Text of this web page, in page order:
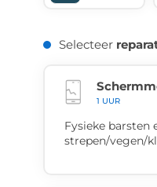
Selecteer
1 UUR
Fysieke barsten
strepen/vegen/